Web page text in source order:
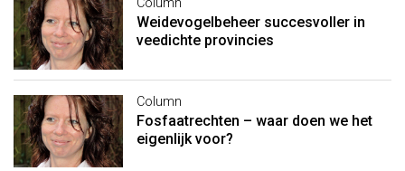
Column
Weidevogelbeheer succesvoller in
veedichte provincies
Column
Fosfaatrechten – waar doen we het
eigenlijk voor?